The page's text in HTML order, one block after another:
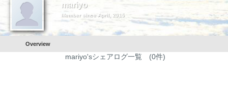
mariyo
Member since April, 2015
Overview
mariyo'sシェアログ一覧 (0件)